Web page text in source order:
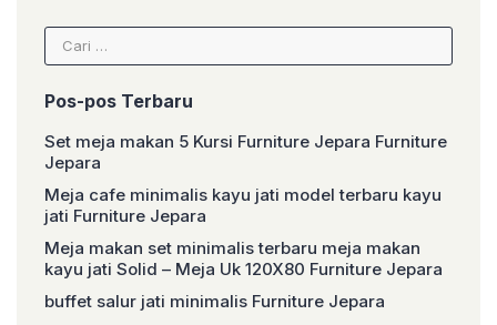
Cari
untuk:
Pos-pos Terbaru
Set meja makan 5 Kursi Furniture Jepara Furniture
Jepara
Meja cafe minimalis kayu jati model terbaru kayu
jati Furniture Jepara
Meja makan set minimalis terbaru meja makan
kayu jati Solid – Meja Uk 120X80 Furniture Jepara
buffet salur jati minimalis Furniture Jepara